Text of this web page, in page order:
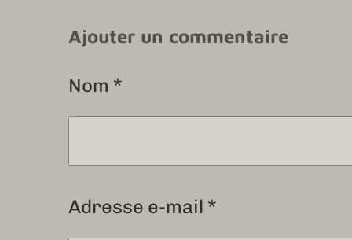
Ajouter un commentaire
Nom *
Adresse e-mail *